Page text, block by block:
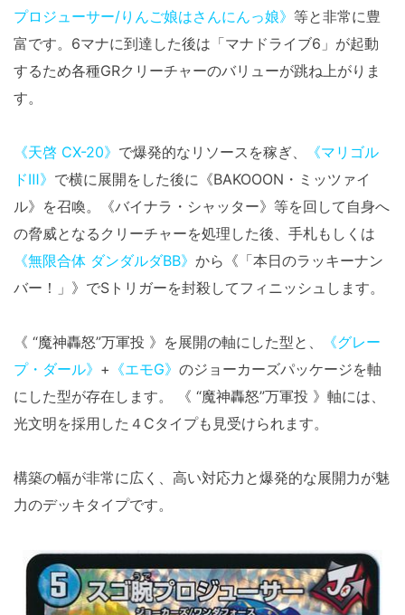
プロジューサー/りんご娘はさんにんっ娘》 等と非常に豊
富です。6マナに到達した後は「マナドライブ6」が起動
するため各種GRクリーチャーのバリューが跳ね上がりま
す。
《天啓 CX-20》 で爆発的なリソースを稼ぎ、
《マリゴル
ドⅢ》 で横に展開をした後に《BAKOOON・ミッツァイ
ル》を召喚。《バイナラ・シャッター》等を回して自身へ
の脅威となるクリーチャーを処理した後、手札もしくは
《無限合体 ダンダルダBB》 から《「本日のラッキーナン
バー！」》でSトリガーを封殺してフィニッシュします。
《 “魔神轟怒”万軍投 》を展開の軸にした型と、
《グレー
プ・ダール》 + 《エモG》 のジョーカーズパッケージを軸
にした型が存在します。 《 “魔神轟怒”万軍投 》軸には、
光文明を採用した４Cタイプも見受けられます。
構築の幅が非常に広く、高い対応力と爆発的な展開力が魅
力のデッキタイプです。